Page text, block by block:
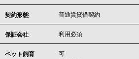
契約形態 普通賃貸借契約
保証会社 利用必須
ペット飼育
可